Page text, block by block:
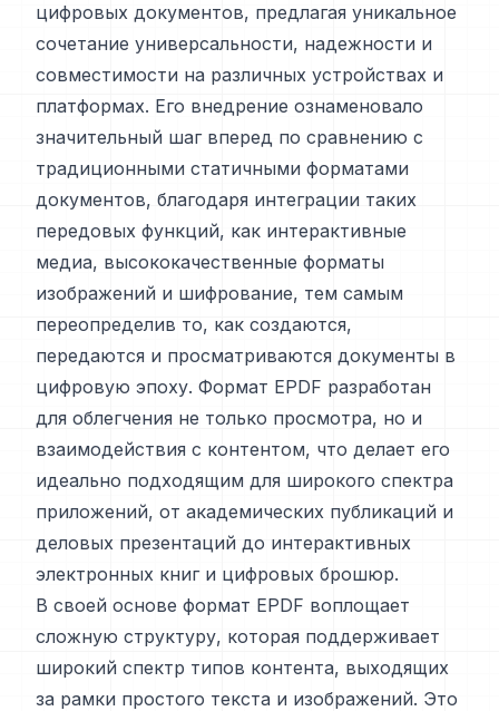
цифровых документов, предлагая уникальное
сочетание универсальности, надежности и
совместимости на различных устройствах и
платформах. Его внедрение ознаменовало
значительный шаг вперед по сравнению с
традиционными статичными форматами
документов, благодаря интеграции таких
передовых функций, как интерактивные
медиа, высококачественные форматы
изображений и шифрование, тем самым
переопределив то, как создаются,
передаются и просматриваются документы в
цифровую эпоху. Формат EPDF разработан
для облегчения не только просмотра, но и
взаимодействия с контентом, что делает его
идеально подходящим для широкого спектра
приложений, от академических публикаций и
деловых презентаций до интерактивных
электронных книг и цифровых брошюр.
В своей основе формат EPDF воплощает
сложную структуру, которая поддерживает
широкий спектр типов контента, выходящих
за рамки простого текста и изображений. Это